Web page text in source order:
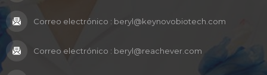
Correo electrónico : beryl@keynovobiotech.com
Correo electrónico : beryl@reachever.com